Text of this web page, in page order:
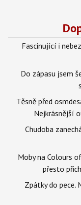
Fascinující i
Do zápasu jsem
Těsně před
Nejkrásnější
Chudoba
Moby na Colours
přesto
Zpátky do pece.